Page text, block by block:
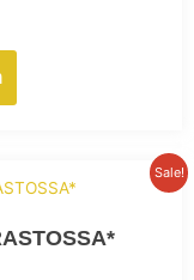
Sale!
hinta
on: